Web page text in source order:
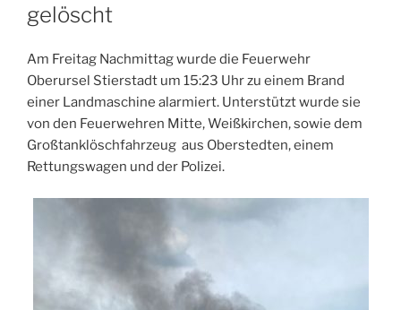
gelöscht
Am Freitag Nachmittag wurde die Feuerwehr
Oberursel Stierstadt um 15:23 Uhr zu einem Brand
einer Landmaschine alarmiert. Unterstützt wurde sie
von den Feuerwehren Mitte, Weißkirchen, sowie dem
Großtanklöschfahrzeug aus Oberstedten, einem
Rettungswagen und der Polizei.